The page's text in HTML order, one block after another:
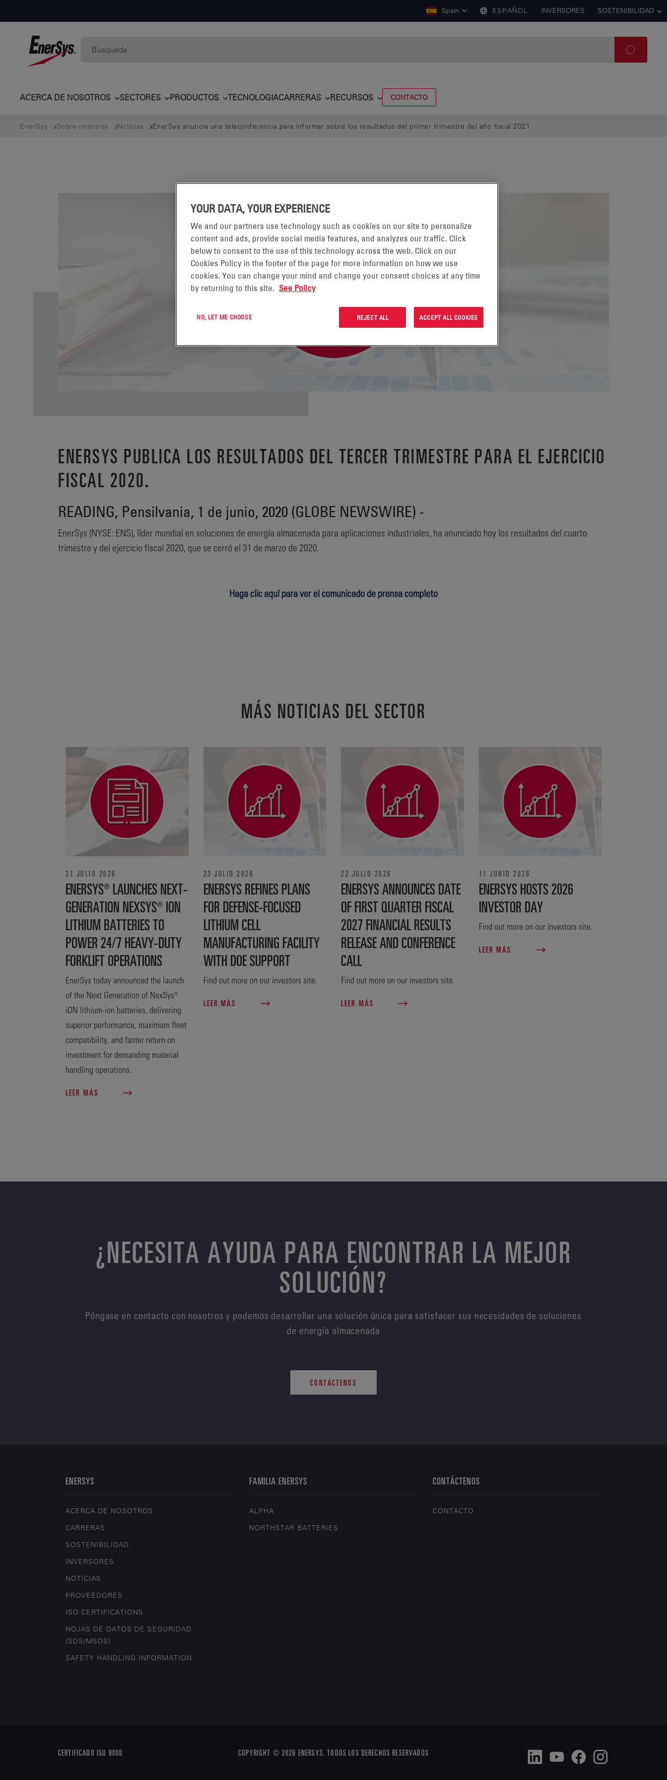
Spain ESPAÑOL INVERSORES SOSTENIBILIDAD
ACERCA DE NOSOTROS SECTORES PRODUCTOS TECNOLOGIACARRERAS RECURSOS CONTACTO
EnerSys Sobre nosotros Noticias EnerSys anuncia una teleconferencia para informar sobre los resultados del primer trimestre del año fiscal 2021
ENERSYS PUBLICA LOS RESULTADOS DEL TERCER TRIMESTRE PARA EL EJERCICIO
FISCAL 2020.
READING, Pensilvania, 1 de junio, 2020 (GLOBE NEWSWIRE) -
EnerSys (NYSE: ENS), líder mundial en soluciones de energía almacenada para aplicaciones industriales, ha anunciado hoy los resultados del cuarto
trimestre y del ejercicio fiscal 2020, que se cerró el 31 de marzo de 2020.
Haga clic aquí para ver el comunicado de prensa completo
MÁS NOTICIAS DEL SECTOR
31 JULIO 2026
ENERSYS® LAUNCHES NEXT-
GENERATION NEXSYS® ION
LITHIUM BATTERIES TO
POWER 24/7 HEAVY-DUTY
FORKLIFT OPERATIONS
EnerSys today announced the launch
of the Next Generation of NexSys®
iON lithium-ion batteries, delivering
superior performance, maximum fleet
compatibility, and faster return on
investment for demanding material
handling operations.
LEER MÁS
23 JULIO 2026
ENERSYS REFINES PLANS
FOR DEFENSE‑FOCUSED
LITHIUM CELL
MANUFACTURING FACILITY
WITH DOE SUPPORT
Find out more on our investors site.
LEER MÁS
22 JULIO 2026
ENERSYS ANNOUNCES DATE
OF FIRST QUARTER FISCAL
2027 FINANCIAL RESULTS
RELEASE AND CONFERENCE
CALL
Find out more on our investors site.
LEER MÁS
11 JUNIO 2026
ENERSYS HOSTS 2026
INVESTOR DAY
Find out more on our investors site.
LEER MÁS
¿NECESITA AYUDA PARA ENCONTRAR LA MEJOR
SOLUCIÓN?
Póngase en contacto con nosotros y podemos desarrollar una solución única para satisfacer sus necesidades de soluciones
de energía almacenada
CONTÁCTENOS
ENERSYS
ACERCA DE NOSOTROS
CARRERAS
SOSTENIBILIDAD
INVERSORES
NOTICIAS
PROVEEDORES
ISO CERTIFICATIONS
HOJAS DE DATOS DE SEGURIDAD
(SDS/MSDS)
SAFETY HANDLING INFORMATION
FAMILIA ENERSYS
ALPHA
NORTHSTAR BATTERIES
CONTÁCTENOS
CONTACTO
CERTIFICADO ISO 9000 COPYRIGHT © 2026 ENERSYS. TODOS LOS DERECHOS RESERVADOS
YOUR DATA, YOUR EXPERIENCE
We and our partners use technology such as cookies on our site to personalize
content and ads, provide social media features, and analyzes our traffic. Click
below to consent to the use of this technology across the web. Click on our
Cookies Policy in the footer of the page for more information on how we use
cookies. You can change your mind and change your consent choices at any time
by returning to this site. See Policy
NO, LET ME CHOOSE REJECT ALL ACCEPT ALL COOKIES